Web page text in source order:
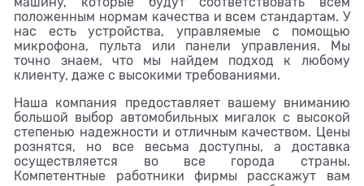
положенным нормам качества и всем стандартам. У
нас есть устройства, управляемые с помощью
микрофона, пульта или панели управления. Мы
точно знаем, что мы найдем подход к любому
клиенту, даже с высокими требованиями.
Наша компания предоставляет вашему вниманию
большой выбор автомобильных мигалок с высокой
степенью надежности и отличным качеством. Цены
рознятся, но все весьма доступны, а доставка
осуществляется во все города страны.
Компетентные работники фирмы расскажут вам